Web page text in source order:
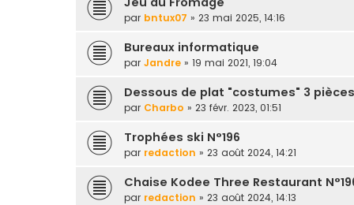
par bntux07 » 23 mai 2025, 14:16
Bureaux informatique
par Jandre » 19 mai 2021, 19:04
Dessous de plat "costumes" 3 pièces
par Charbo » 23 févr. 2023, 01:51
Trophées ski N°196
par redaction » 23 août 2024, 14:21
Chaise Kodee Three Restaurant
par redaction » 23 août 2024, 14:13